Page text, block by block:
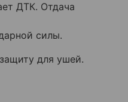
ДТК. Отдача
силы.
для ушей.